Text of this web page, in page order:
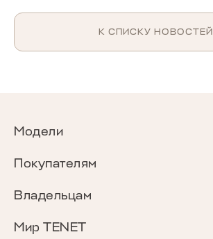
К СПИСКУ НОВОСТЕЙ
Модели
T4
T4L
T7
Покупателям
Акции и спецпредложения
Калькулятор Трейд-Ин
Владельцам
Сервисные акции
Мир TENET